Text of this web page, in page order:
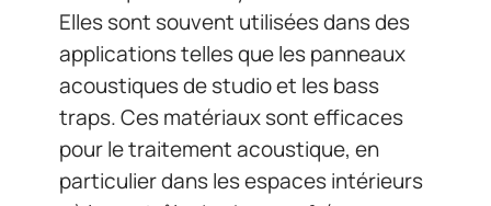
Elles sont souvent utilisées dans des
applications telles que les panneaux
acoustiques de studio et les bass
traps. Ces matériaux sont efficaces
pour le traitement acoustique, en
particulier dans les espaces intérieurs